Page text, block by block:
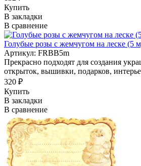
Купить
В закладки
В сравнение
Голубые розы с жемчугом на леске (5
Артикул: FRBB5m
Прекрасно подходят для создания
открыток, вышивки, подарков,
320 ₽
Купить
В закладки
В сравнение